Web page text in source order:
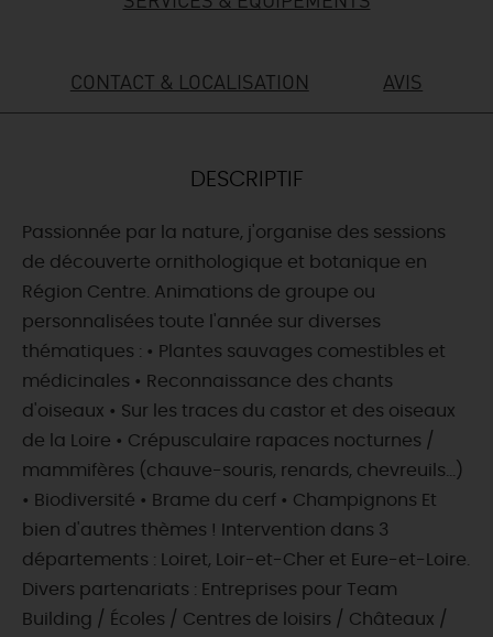
TOUT L'AGENDA
CONTACT & LOCALISATION AVIS
DESCRIPTIF
Passionnée par la nature, j'organise des sessions
de découverte ornithologique et botanique en
Région Centre. Animations de groupe ou
personnalisées toute l'année sur diverses
thématiques : • Plantes sauvages comestibles et
médicinales • Reconnaissance des chants
d'oiseaux • Sur les traces du castor et des oiseaux
de la Loire • Crépusculaire rapaces nocturnes /
mammifères (chauve-souris, renards, chevreuils...)
• Biodiversité • Brame du cerf • Champignons Et
bien d'autres thèmes ! Intervention dans 3
départements : Loiret, Loir-et-Cher et Eure-et-Loire.
Divers partenariats : Entreprises pour Team
Building / Écoles / Centres de loisirs / Châteaux /